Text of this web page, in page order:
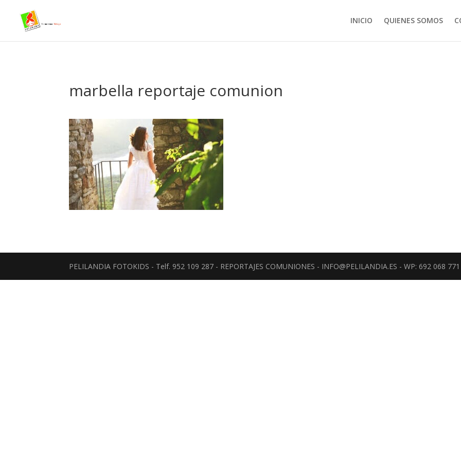
INICIO
QUIENES SOMOS
marbella reportaje comunion
PELILANDIA FOTOKIDS - Telf. 952 109 287 - REPORTAJES COMUNIONES - INFO@PELILANDIA.ES - WP: 692 068